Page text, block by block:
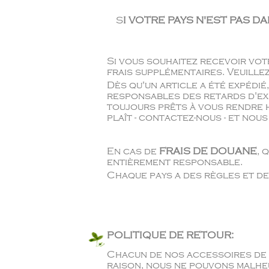
SI VOTRE PAYS N'EST PAS
Si vous souhaitez recevoir
frais supplémentaires.
Dès qu'un article a été
responsables des retards
toujours prêts à vous rendre
plaît - contactez-nous - et
En cas de FRAIS DE DOUANE,
entièrement responsable.
Chaque pays a des règles et
POLITIQUE DE RETOUR:
Chacun de nos accessoires
raison, nous ne pouvons